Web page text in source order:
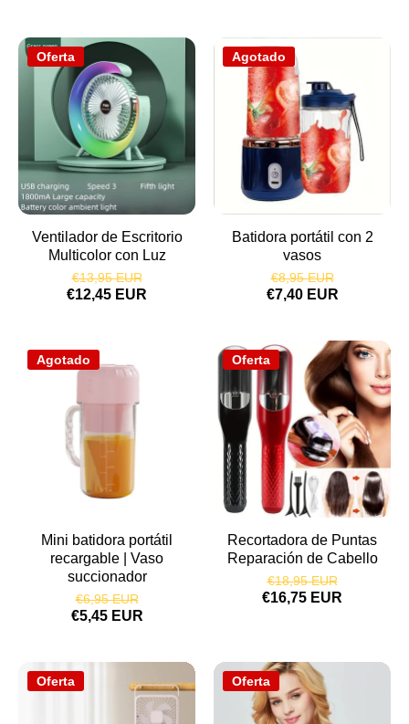
Oferta
Ventilador de Escritorio
Multicolor con Luz
€13,95 EUR
€12,45 EUR
Agotado
Batidora portátil con 2
vasos
€8,95 EUR
€7,40 EUR
Agotado
Mini batidora portátil
recargable | Vaso
succionador
€6,95 EUR
€5,45 EUR
Oferta
Recortadora de Puntas
Reparación de Cabello
€18,95 EUR
€16,75 EUR
Oferta Oferta